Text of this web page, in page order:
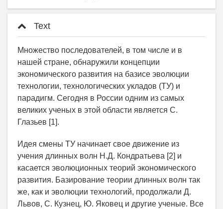
Text
Множество последователей, в том числе и в
нашей стране, обнаружили концепции
экономического развития на базисе эволюции
технологии, технологических укладов (ТУ) и
парадигм. Сегодня в России одним из самых
великих ученых в этой области является С.
Глазьев [1].
Идея смены ТУ начинает свое движение из
учения длинных волн Н.Д. Кондратьева [2] и
касается эволюционных теорий экономического
развития. Базирование теории длинных волн так
же, как и эволюции технологий, продолжали Д.
Львов, С. Кузнец, Ю. Яковец и другие ученые. Все